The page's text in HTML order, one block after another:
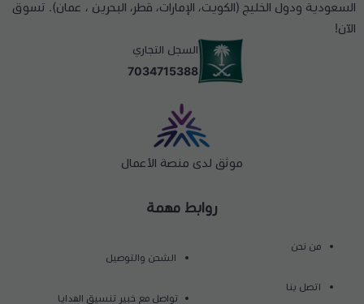
روابط مهمة
من نحن
اتصل بنا
الشحن والتوصيل
تواصل مع خبير تنسيق الهدايا
السعودية ودول الخليج (الكويت، الإمارات، قطر، البحرين ، عمان). تسوق
الآن!
السجل التجاري
7034715388
موثق لدى منصة الأعمال